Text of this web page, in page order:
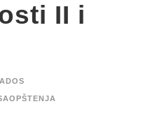
II i